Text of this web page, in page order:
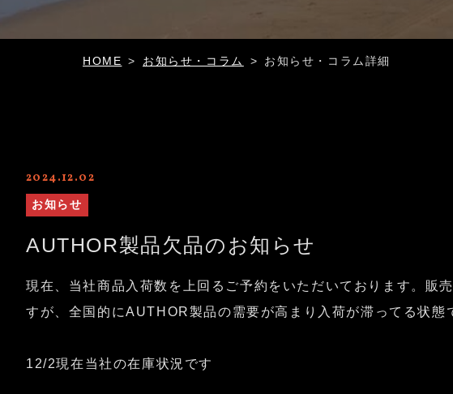
HOME > お知らせ・コラム > お知らせ・コラム詳細
2024.12.02
お知らせ
AUTHOR製品欠品のお知らせ
現在、当社商品入荷数を上回るご予約をいただいております。販
すが、全国的にAUTHOR製品の需要が高まり入荷が滞ってる状態
12/2現在当社の在庫状況です